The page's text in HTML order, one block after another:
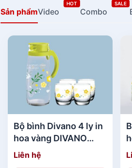
Sản phẩmVideo
HOT
Combo
SALE
Bộ bình Divano 4 ly in
hoa vàng DIVANO
SRING YELLOW
SERVING
Liên hệ